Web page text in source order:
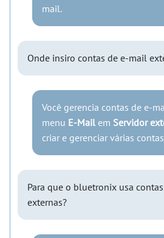
mail.
Onde insiro contas de e-mail
Você gerencia contas de e-
menu E-Mail em Servidor
criar e gerenciar várias
Para que o bluetronix usa
externas?